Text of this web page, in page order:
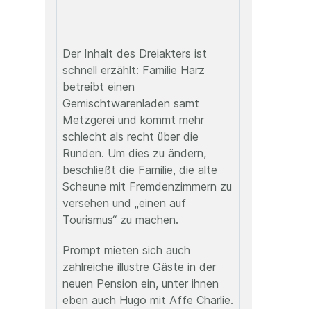
Der Inhalt des Dreiakters ist
schnell erzählt: Familie Harz
betreibt einen
Gemischtwarenladen samt
Metzgerei und kommt mehr
schlecht als recht über die
Runden. Um dies zu ändern,
beschließt die Familie, die alte
Scheune mit Fremdenzimmern zu
versehen und „einen auf
Tourismus“ zu machen.
Prompt mieten sich auch
zahlreiche illustre Gäste in der
neuen Pension ein, unter ihnen
eben auch Hugo mit Affe Charlie.